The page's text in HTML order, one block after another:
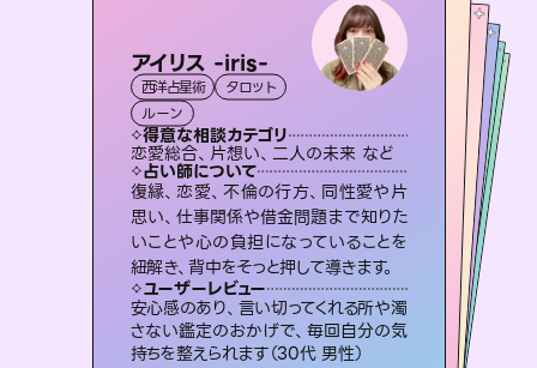
アイリス -iris-
西洋占星術
タロット
ルーン
得意な相談カテゴリ
恋愛総合、片想い、二人の未来 など
占い師について
復縁、恋愛、不倫の行方、同性愛や片
思い、仕事関係や借金問題まで知りた
いことや心の負担になっていることを
紐解き、背中をそっと押して導きます。
ユーザーレビュー
安心感のあり、言い切ってくれる所や濁
さない鑑定のおかげで、毎回自分の気
持ちを整えられます（30代 男性）
おう 霊感オラクル
霊視・オーラ
オラクルカード
得意な相談カテゴリ
恋愛総合、あの人の気持ち など
占い師について
霊視×オラクルカードを使って「今」と
「未来」そして「気になるあの人の気持
ち」まで丁寧に読み解き、恋や人生のヒ
ントを優しく引き出します。
ユーザーレビュー
不安な気持ちが嘘みたいに晴れまし
た…！よく視えていらっしゃるんだなと
感じました（40代 女性）
桃源珠羽（ とうげんみう）
霊視・オーラ
スピリチュアル・リーディング
得意な相談カテゴリ
片想い、あの人の気持ち、復縁 など
占い師について
恋愛のお悩みの中でも特に「曖昧な関
係」の相談を得意としており、友達以上
恋人未満なお相手との今後や本音を丁
寧に読み解き恋愛成就へと導きます。
ユーザーレビュー
鑑定していただいてアドバイス通りに行
動すると仲が復活してきました。ありが
とうございました（40代 女性）
未来視師＊花
霊視・オーラ
スピリチュアル・リーディング
得意な相談カテゴリ
出逢い、片想い、復縁 など
占い師について
未来には何パターンもの選択肢があります。不安で視えにくくなっているあなたの素敵な未来を見つけ、その未来を選択できるようアドバイスします。
ユーザーレビュー
職場の人の性質や人間関係、本心など
本当によく視えていてびっくり。対策が
打てて前向きになれます（40代）
彗望
スピリチュアル・リーディング
得意な相談カテゴリ
片想い、あの人の気持ち、復縁 など
占い師について
3,700年以上の歴史を持つ東洋最古の
占術「易占」で詳細まで占い、幸せへ向
かう道筋を示します。厳しい結果にも具
体的な対策をお伝えします。
ユーザーレビュー
複雑な背景もしっかり聞いて鑑定して
いただけました。気持ちが楽になりまし
た（50代 女性）
セラピスト理恵
霊視・オーラ タロット
スピリチュアル・リーディング
得意な相談カテゴリ
片想い、二人の未来、年の差 など
占い師について
連絡再開、復縁、成就などの報告実績
多数。セラピストとして2万超の施術経
験があるからこそできる鑑定で、より良
い未来をサポートします。
ユーザーレビュー
とても心温まる鑑定でした。しかもこち
らは何も言っていないのに視えていらっ
しゃるんだなと驚きです（30代女性）